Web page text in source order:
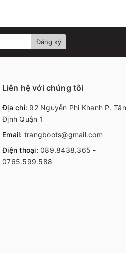
Đăng ký
Liên hệ với chúng tôi
Địa chỉ: 92 Nguyễn Phi Khanh P. Tân
Định Quận 1
Email: trangboots@gmail.com
Điện thoại: 089.8438.365 -
0765.599.588